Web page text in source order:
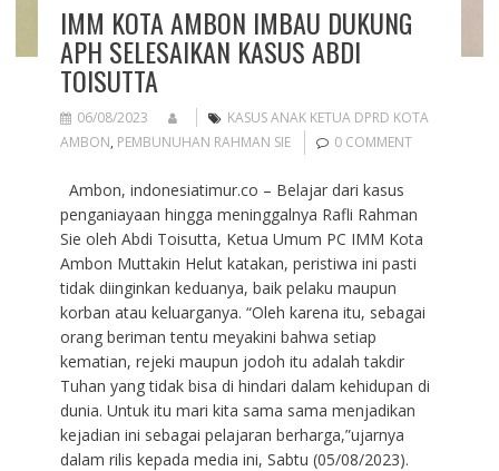
IMM KOTA AMBON IMBAU DUKUNG
APH SELESAIKAN KASUS ABDI
TOISUTTA
06/08/2023
KASUS ANAK KETUA DPRD KOTA
AMBON, PEMBUNUHAN RAHMAN SIE 0 COMMENT
Ambon, indonesiatimur.co – Belajar dari kasus
penganiayaan hingga meninggalnya Rafli Rahman
Sie oleh Abdi Toisutta, Ketua Umum PC IMM Kota
Ambon Muttakin Helut katakan, peristiwa ini pasti
tidak diinginkan keduanya, baik pelaku maupun
korban atau keluarganya. “Oleh karena itu, sebagai
orang beriman tentu meyakini bahwa setiap
kematian, rejeki maupun jodoh itu adalah takdir
Tuhan yang tidak bisa di hindari dalam kehidupan di
dunia. Untuk itu mari kita sama sama menjadikan
kejadian ini sebagai pelajaran berharga,”ujarnya
dalam rilis kepada media ini, Sabtu (05/08/2023).